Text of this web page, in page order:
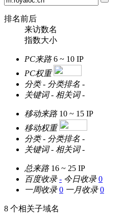
排名前后
来访数名
指数大小
PC来路 6 ~ 10 IP
PC权重
分类 - 分类排名 -
关键词 - 相关词 -
移动来路 10 ~ 15 IP
移动权重
分类 - 分类排名 -
关键词 - 相关词 -
总来路 16 ~ 25 IP
百度收录 - 今日收录 0
一周收录 0 一月收录 0
8 个相关子域名